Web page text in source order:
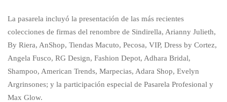
La pasarela incluyó la presentación de las más recientes
colecciones de firmas del renombre de Sindirella, Arianny Julieth,
By Riera, AnShop, Tiendas Macuto, Pecosa, VIP, Dress by Cortez,
Angela Fusco, RG Design, Fashion Depot, Adhara Bridal,
Shampoo, American Trends, Marpecias, Adara Shop, Evelyn
Argrinsones; y la participación especial de Pasarela Profesional y
Max Glow.